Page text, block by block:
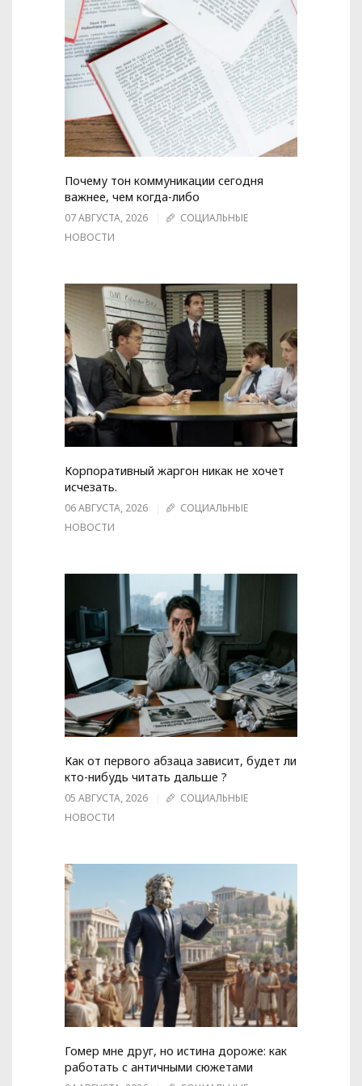
Почему тон коммуникации сегодня
важнее, чем когда-либо
07 АВГУСТА, 2026
СОЦИАЛЬНЫЕ
НОВОСТИ
Корпоративный жаргон никак не хочет
исчезать.
06 АВГУСТА, 2026
СОЦИАЛЬНЫЕ
НОВОСТИ
Как от первого абзаца зависит, будет ли
кто-нибудь читать дальше ?
05 АВГУСТА, 2026
СОЦИАЛЬНЫЕ
НОВОСТИ
Гомер мне друг, но истина дороже: как
работать с античными сюжетами